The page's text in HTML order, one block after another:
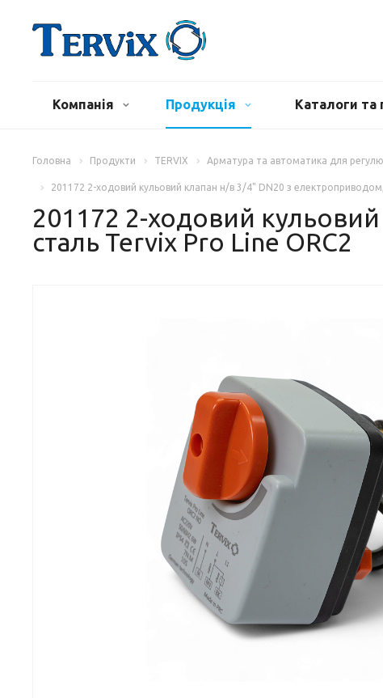
Компанія Продукція Каталоги та
Головна Продукти TERVIX Арматура та автоматика для
201172 2-ходовий кульовий клапан н/в 3/4" DN20 з
201172 2-ходовий
сталь Tervix Pro Line ORC2